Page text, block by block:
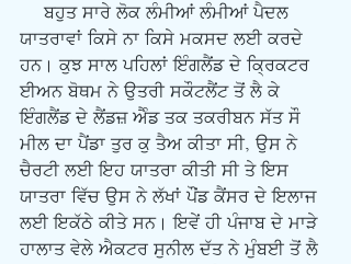
ਬਹੁਤ ਸਾਰੇ ਲੋਕ ਲੰਮੀਆਂ ਲੰਮੀਆਂ ਪੈਦਲ
ਯਾਤਰਾਵਾਂ ਕਿਸੇ ਨਾ ਕਿਸੇ ਮਕਸਦ ਲਈ ਕਰਦੇ
ਹਨ। ਕੁਝ ਸਾਲ ਪਹਿਲਾਂ ਇੰਗਲੈਂਡ ਦੇ ਕ੍ਰਿਕਟਰ
ਈਅਨ ਬੋਥਮ ਨੇ ਉਤਰੀ ਸਕੌਟਲੈਂਟ ਤੋਂ ਲੈ ਕੇ
ਇੰਗਲੈਂਡ ਦੇ ਲੈਂਡਜ਼ ਐੰਡ ਤਕ ਤਕਰੀਬਨ ਸੱਤ ਸੌ
ਮੀਲ ਦਾ ਪੈਂਡਾ ਤੁਰ ਕੁ ਤੈਅ ਕੀਤਾ ਸੀ, ਉਸ ਨੇ
ਚੈਰਟੀ ਲਈ ਇਹ ਯਾਤਰਾ ਕੀਤੀ ਸੀ ਤੇ ਇਸ
ਯਾਤਰਾ ਵਿੱਚ ਉਸ ਨੇ ਲੱਖਾਂ ਪੌਂਡ ਕੈਂਸਰ ਦੇ ਇਲਾਜ
ਲਈ ਇਕੱਠੇ ਕੀਤੇ ਸਨ। ਇਵੇਂ ਹੀ ਪੰਜਾਬ ਦੇ ਮਾੜੇ
ਹਾਲਾਤ ਵੇਲੇ ਐਕਟਰ ਸੁਨੀਲ ਦੱਤ ਨੇ ਮੁੰਬਈ ਤੋਂ ਲੈ